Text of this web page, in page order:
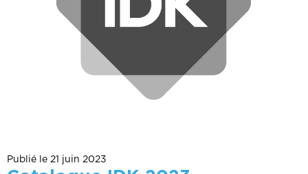
Publié le 21 juin 2023